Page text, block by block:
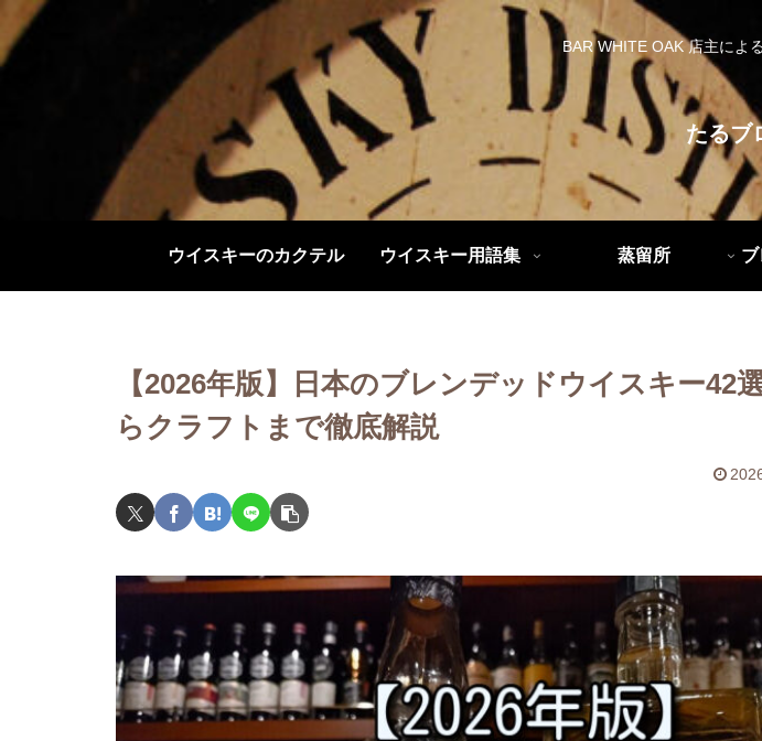
BAR WHITE OAK 店主によ
たるブ
ウイスキーのカクテル ウイスキー用語集 蒸留所
【2026年版】日本のブレンデッドウイスキー42
らクラフトまで徹底解説